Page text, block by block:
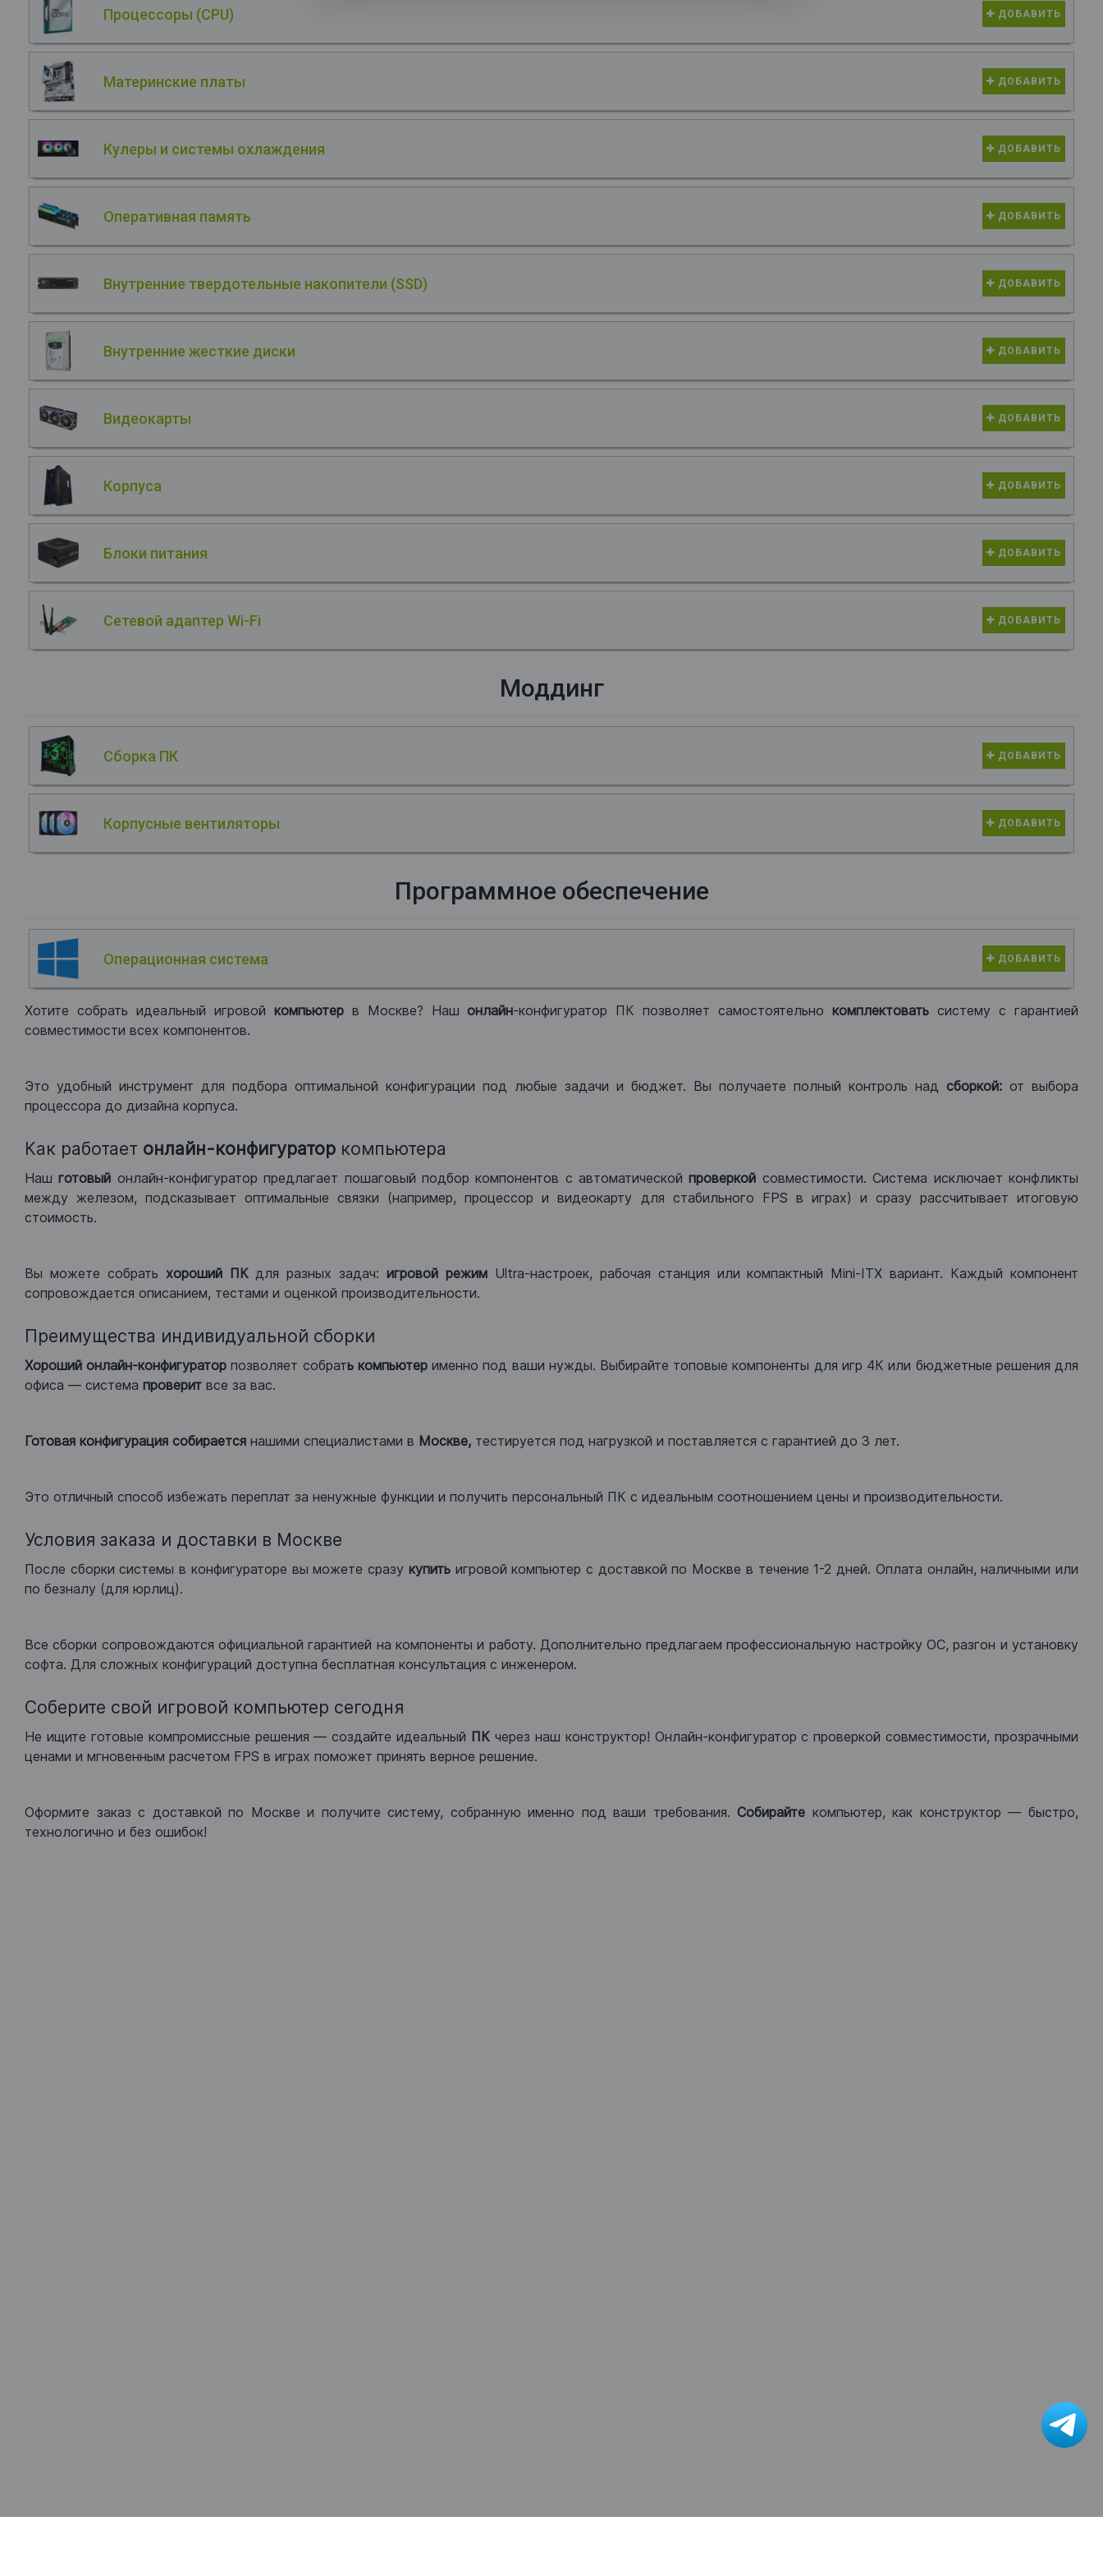
Процессоры (CPU) ДОБАВИТЬ
Материнские платы ДОБАВИТЬ
Кулеры и системы охлаждения ДОБАВИТЬ
Оперативная память ДОБАВИТЬ
Внутренние твердотельные накопители (SSD) ДОБАВИТЬ
Внутренние жесткие диски ДОБАВИТЬ
Видеокарты ДОБАВИТЬ
Корпуса ДОБАВИТЬ
Блоки питания ДОБАВИТЬ
Сетевой адаптер Wi-Fi ДОБАВИТЬ
Моддинг
Сборка ПК ДОБАВИТЬ
Корпусные вентиляторы ДОБАВИТЬ
Программное обеспечение
Операционная система ДОБАВИТЬ
Хотите собрать идеальный игровой компьютер в Москве? Нашонлайн-конфигуратор ПК позволяет самостоятельно комплектоватьсистему с гарантией
совместимости всех компонентов.
Это удобный инструмент для подбора оптимальной конфигурации под любые задачи и бюджет. Вы получаете полный контроль над сборкой: от выбора
процессора до дизайна корпуса.
Как работает онлайн-конфигуратор компьютера
Нашготовый онлайн-конфигуратор предлагает пошаговый подбор компонентов с автоматическойпроверкой совместимости. Система исключает конфликты
между железом, подсказывает оптимальные связки (например, процессор и видеокарту для стабильного FPS в играх) и сразу рассчитывает итоговую
стоимость.
Вы можете собрать хороший ПКдля разных задач:игровой режим Ultra-настроек, рабочая станция или компактный Mini-ITX вариант. Каждый компонент
сопровождается описанием, тестами и оценкой производительности.
Преимущества индивидуальной сборки
Хороший онлайн-конфигуратор позволяет собрать компьютерименно под ваши нужды. Выбирайте топовые компоненты для игр 4К или бюджетные решения для
офиса — система проверит все за вас.
Готовая конфигурация собирается нашими специалистами в Москве, тестируется под нагрузкой и поставляется с гарантией до 3 лет.
Это отличный способ избежать переплат за ненужные функции и получить персональный ПК с идеальным соотношением цены и производительности.
Условия заказа и доставки в Москве
После сборки системы в конфигураторе вы можете сразу купитьигровой компьютер с доставкой по Москве в течение 1-2 дней. Оплата онлайн, наличными или
по безналу (для юрлиц).
Все сборки сопровождаются официальной гарантией на компоненты и работу. Дополнительно предлагаем профессиональную настройку ОС, разгон и установку
софта. Для сложных конфигураций доступна бесплатная консультация с инженером.
Соберите свой игровой компьютер сегодня
Не ищите готовые компромиссные решения — создайте идеальный ПК через наш конструктор! Онлайн-конфигуратор с проверкой совместимости, прозрачными
ценами и мгновенным расчетом FPS в играх поможет принять верное решение.
Оформите заказ с доставкой по Москве и получите систему, собранную именно под ваши требования.Собирайте компьютер, как конструктор — быстро,
технологично и без ошибок!